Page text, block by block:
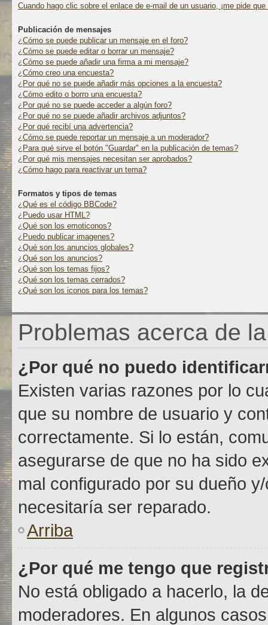
Cuando hago clic sobre el enlace de e-mail de un usuario, ¡me pide
Publicación de mensajes
¿Cómo se puede publicar un mensaje en el foro?
¿Cómo se puede editar o borrar un mensaje?
¿Cómo se puede añadir una firma a mi mensaje?
¿Cómo creo una encuesta?
¿Por qué no se puede añadir más opciones a la encuesta?
¿Cómo edito o borro una encuesta?
¿Por qué no se puede acceder a algún foro?
¿Por qué no se puede añadir archivos adjuntos?
¿Por qué recibí una advertencia?
¿Cómo se puede reportar un mensaje a un moderador?
¿Para qué sirve el botón "Guardar" en la publicación de temas?
¿Por qué mis mensajes necesitan ser aprobados?
¿Cómo hago para reactivar un tema?
Formatos y tipos de temas
¿Qué es el código BBCode?
¿Puedo usar HTML?
¿Qué son los emoticonos?
¿Puedo publicar imagenes?
¿Qué son los anuncios globales?
¿Qué son los anuncios?
¿Qué son los temas fijos?
¿Qué son los temas cerrados?
¿Qué son los iconos para los temas?
Problemas acerca de
¿Por qué no puedo
Existen varias razones por lo
que su nombre de usuario y
correctamente. Si lo están,
asegurarse de que no ha sido
mal configurado por su dueño
necesitaría ser reparado.
Arriba
¿Por qué me tengo que
No está obligado a hacerlo, la
moderadores. En algunos